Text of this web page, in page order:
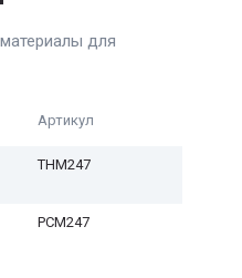
для
Артикул
THM247
PCM247